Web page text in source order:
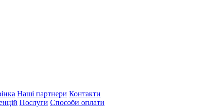
Наші партнери Контакти
Послуги Способи оплати